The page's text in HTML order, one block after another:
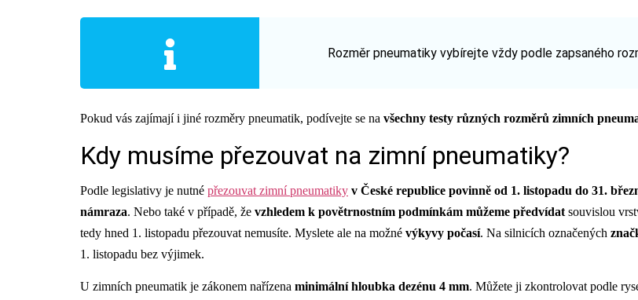
Rozměr pneumatiky vybírejte vždy podle zapsaného
Pokud vás zajímají i jiné rozměry pneumatik, podívejte se na všechny testy různých rozměrů zimních
Kdy musíme přezouvat na zimní pneumatiky?
Podle legislativy je nutné přezouvat zimní pneumatiky v České republice povinně od 1. listopadu do 31.
námraza. Nebo také v případě, že vzhledem k povětrnostním podmínkám můžeme předvídat souvislou
tedy hned 1. listopadu přezouvat nemusíte. Myslete ale na možné výkyvy počasí. Na silnicích označených
1. listopadu bez výjimek.
U zimních pneumatik je zákonem nařízena minimální hloubka dezénu 4 mm. Můžete ji zkontrolovat podle